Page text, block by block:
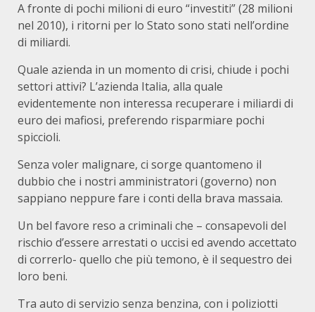
A fronte di pochi milioni di euro “investiti” (28 milioni
nel 2010), i ritorni per lo Stato sono stati nell’ordine
di miliardi.
Quale azienda in un momento di crisi, chiude i pochi
settori attivi? L’azienda Italia, alla quale
evidentemente non interessa recuperare i miliardi di
euro dei mafiosi, preferendo risparmiare pochi
spiccioli.
Senza voler malignare, ci sorge quantomeno il
dubbio che i nostri amministratori (governo) non
sappiano neppure fare i conti della brava massaia.
Un bel favore reso a criminali che – consapevoli del
rischio d’essere arrestati o uccisi ed avendo accettato
di correrlo- quello che più temono, è il sequestro dei
loro beni.
Tra auto di servizio senza benzina, con i poliziotti